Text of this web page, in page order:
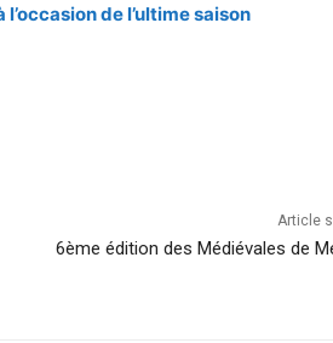
de l’ultime saison
Article
6ème édition des Médiévales de